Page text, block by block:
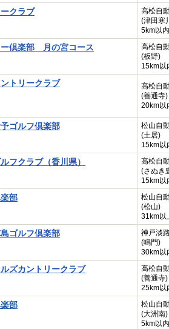
クラブ
高松自
(津田寒
5km以内
倶楽部 月の宮コース
高松自
(板野)
15km以
トリークラブ
高松自
(善通寺)
20km以
ゴルフ倶楽部
松山自
(土居)
15km以
フクラブ（香川県）
高松自
(さぬき
15km以
部
松山自
(松山)
31km以
ゴルフ倶楽部
神戸淡
(鳴門)
30km以
ズカントリークラブ
高松自
(善通寺)
25km以
部
松山自
(大洲南)
5km以内